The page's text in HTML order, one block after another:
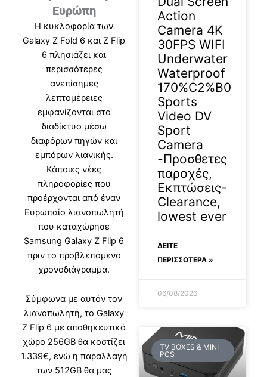
Ευρώπη
Η κυκλοφορία των
Galaxy Z Fold 6 και Z Flip
6 πλησιάζει και
περισσότερες
ανεπίσημες
λεπτομέρειες
εμφανίζονται στο
διαδίκτυο μέσω
διαφόρων πηγών και
εμπόρων λιανικής.
Κάποιες νέες
πληροφορίες που
προέρχονται από έναν
Ευρωπαίο λιανοπωλητή
που καταχώρησε
Samsung Galaxy Z Flip 6
πριν το προβλεπόμενο
χρονοδιάγραμμα.
Σύμφωνα με αυτόν τον
λιανοπωλητή, το Galaxy
Z Flip 6 με αποθηκευτικό
χώρο 256GB θα κοστίζει
1.339€, ενώ η παραλλαγή
των 512GB θα μας
Action
Camera 4K
30FPS WIFI
Underwater
Waterproof
170%C2%B0
Sports
Video DV
Sport
Camera
-Προσθετες
παροχές,
Εκπτώσεις-
Clearance,
lowest ever
ΔΕΊΤΕ
ΠΕΡΙΣΣΟΤΕΡΑ »
06/08/2026
TV BOXES & MINI
PCS